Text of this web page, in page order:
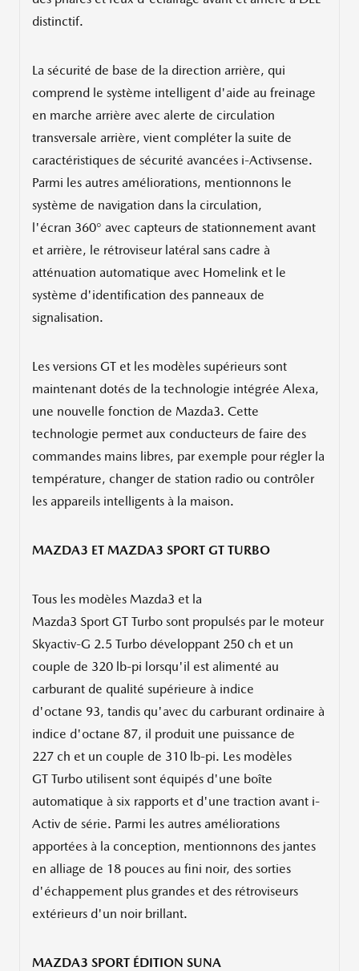
distinctif.
La sécurité de base de la direction arrière, qui
comprend le système intelligent d'aide au freinage
en marche arrière avec alerte de circulation
transversale arrière, vient compléter la suite de
caractéristiques de sécurité avancées i-Activsense.
Parmi les autres améliorations, mentionnons le
système de navigation dans la circulation,
l'écran 360° avec capteurs de stationnement avant
et arrière, le rétroviseur latéral sans cadre à
atténuation automatique avec Homelink et le
système d'identification des panneaux de
signalisation.
Les versions GT et les modèles supérieurs sont
maintenant dotés de la technologie intégrée Alexa,
une nouvelle fonction de Mazda3. Cette
technologie permet aux conducteurs de faire des
commandes mains libres, par exemple pour régler la
température, changer de station radio ou contrôler
les appareils intelligents à la maison.
MAZDA3 ET MAZDA3 SPORT GT TURBO
Tous les modèles Mazda3 et la
Mazda3 Sport GT Turbo sont propulsés par le moteur
Skyactiv-G 2.5 Turbo développant 250 ch et un
couple de 320 lb-pi lorsqu'il est alimenté au
carburant de qualité supérieure à indice
d'octane 93, tandis qu'avec du carburant ordinaire à
indice d'octane 87, il produit une puissance de
227 ch et un couple de 310 lb-pi. Les modèles
GT Turbo utilisent sont équipés d'une boîte
automatique à six rapports et d'une traction avant i-
Activ de série. Parmi les autres améliorations
apportées à la conception, mentionnons des jantes
en alliage de 18 pouces au fini noir, des sorties
d'échappement plus grandes et des rétroviseurs
extérieurs d'un noir brillant.
MAZDA3 SPORT ÉDITION SUNA